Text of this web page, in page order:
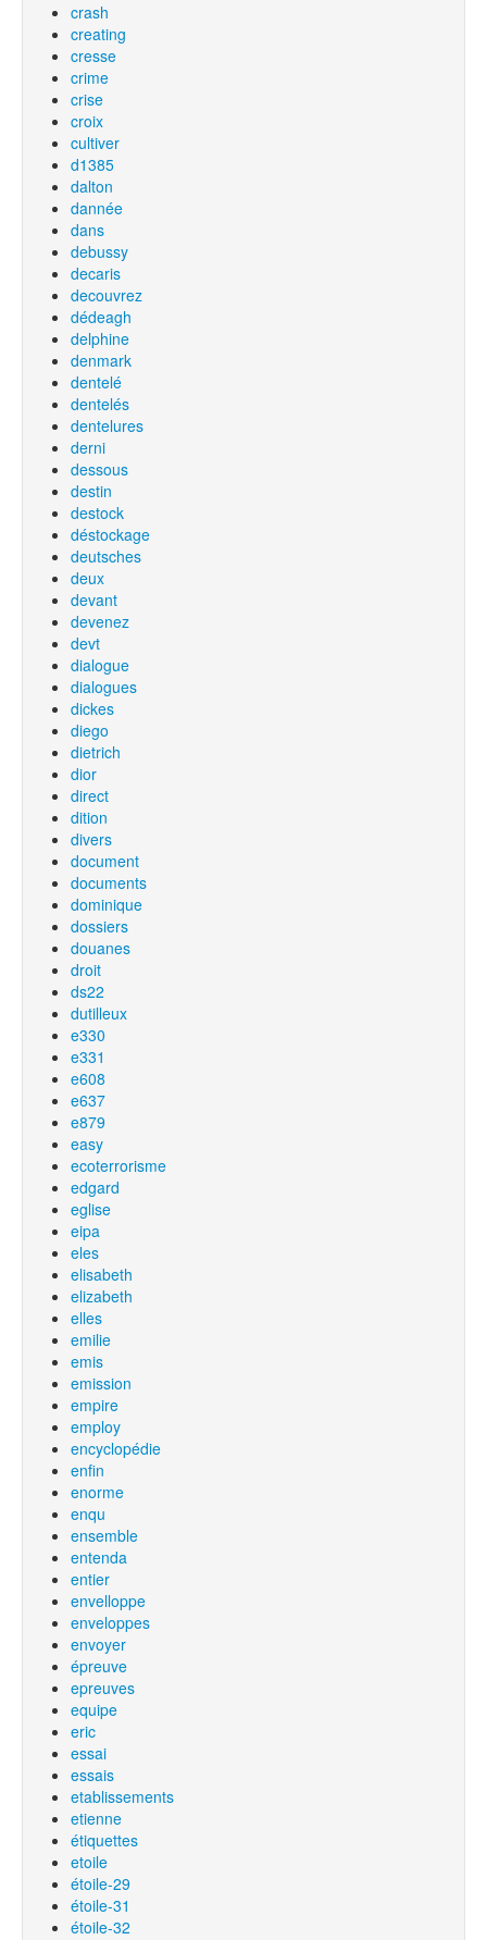
crash
creating
cresse
crime
crise
croix
cultiver
d1385
dalton
dannée
dans
debussy
decaris
decouvrez
dédeagh
delphine
denmark
dentelé
dentelés
dentelures
derni
dessous
destin
destock
déstockage
deutsches
deux
devant
devenez
devt
dialogue
dialogues
dickes
diego
dietrich
dior
direct
dition
divers
document
documents
dominique
dossiers
douanes
droit
ds22
dutilleux
e330
e331
e608
e637
e879
easy
ecoterrorisme
edgard
eglise
eipa
eles
elisabeth
elizabeth
elles
emilie
emis
emission
empire
employ
encyclopédie
enfin
enorme
enqu
ensemble
entenda
entier
envelloppe
enveloppes
envoyer
épreuve
epreuves
equipe
eric
essai
essais
etablissements
etienne
étiquettes
etoile
étoile-29
étoile-31
étoile-32